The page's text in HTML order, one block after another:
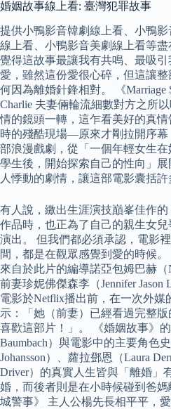
婚姻故事線上看: 臺灣犯罪故事
提供小鴨影音韓劇線上看、小鴨
線上看、小鴨影音美劇線上看等
覺得這故事最讓我有共鳴、最吸
愛，雖然這份愛很心碎，但這讓
何因為離婚針鋒相對。 《Marriage
Charlie 夫妻倆輪流細數對方之所
情的鏡頭一轉，這乍看美好的真
時的殘酷現場—原來才剛拉開序幕
部浪漫戲劇，從「一個年輕女生
學生後，開始探索自己的性向」
人悸動的劇情，讓這部電影囊括許
有人說，繳出生涯演技巔峯佳作的
作品時，也正為了自己的親生女
演出。 但我們都必須承認，電影
間，都是在觀眾感覺到愛的時候
來自於此片的編導諾亞包姆巴赫（
前妻珍妮佛傑森李（Jennifer
電影於Netflix播出前，在一次外媒
示：「她（前妻）已經看過完整
喜歡這部片！」。 《婚姻故事》
Baumbach）與電影中的主要角色
Johansson）、蘿拉鄧恩（Laura
Driver）的真實人生皆與「離婚」
婚，而後者則是在小時候碰到爸
城警事》 主人公楊先長相平平，